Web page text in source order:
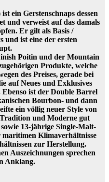
ein Gerstenschnaps dessen
und verweist auf das damals
Er gilt als Basis /
und ist eine der ersten
Poitin und der Mountain
Produkte, welche
des Preises, gerade bei
auf Neues und Exklusives
ist der Double Barrel
Bourbon- und dann
ein völlig neuer Style von
und Moderne gut
13-jährige Single-Malt-
Klimaverhältnisse
zur Herstellung.
Auszeichnungen sprechen
Anklang.